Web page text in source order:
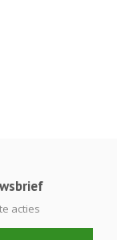
acties